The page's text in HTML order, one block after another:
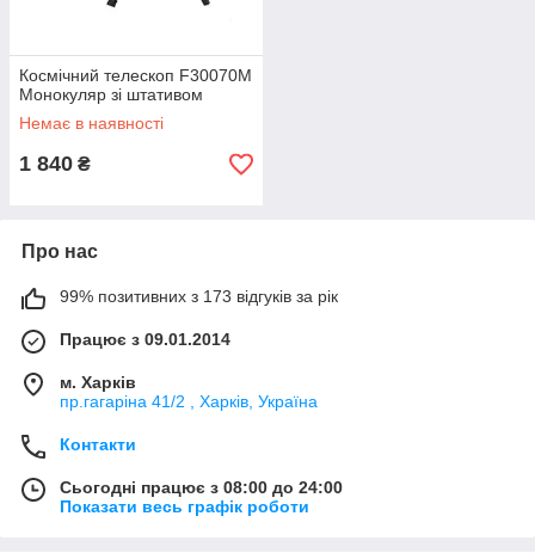
Космічний телескоп F30070M
Монокуляр зі штативом
Немає в наявності
1 840 ₴
Про нас
99% позитивних з 173 відгуків за рік
Працює з 09.01.2014
м. Харків
пр.гагаріна 41/2 , Харків, Україна
Контакти
Сьогодні працює з 08:00 до 24:00
Показати весь графік роботи